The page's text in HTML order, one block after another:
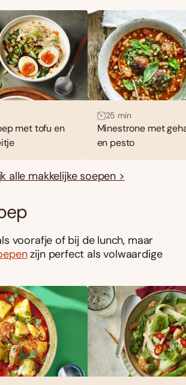
met tofu en
25 min
Minestrone met
en pesto
alle makkelijke soepen >
voorafje of bij de lunch, maar
zijn perfect als volwaardige